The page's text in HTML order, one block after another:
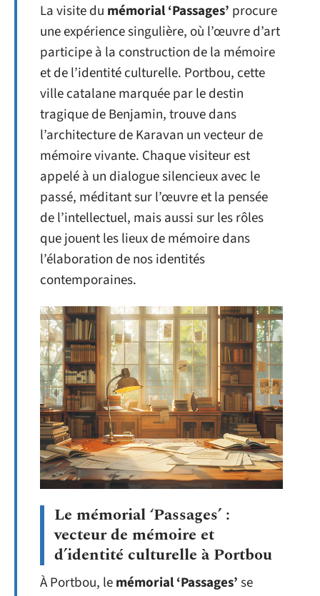
La visite du mémorial ‘Passages’ procure
une expérience singulière, où l’œuvre d’art
participe à la construction de la mémoire
et de l’identité culturelle. Portbou, cette
ville catalane marquée par le destin
tragique de Benjamin, trouve dans
l’architecture de Karavan un vecteur de
mémoire vivante. Chaque visiteur est
appelé à un dialogue silencieux avec le
passé, méditant sur l’œuvre et la pensée
de l’intellectuel, mais aussi sur les rôles
que jouent les lieux de mémoire dans
l’élaboration de nos identités
contemporaines.
Le mémorial ‘Passages’ :
vecteur de mémoire et
d’identité culturelle à Portbou
À Portbou, lemémorial ‘Passages’se